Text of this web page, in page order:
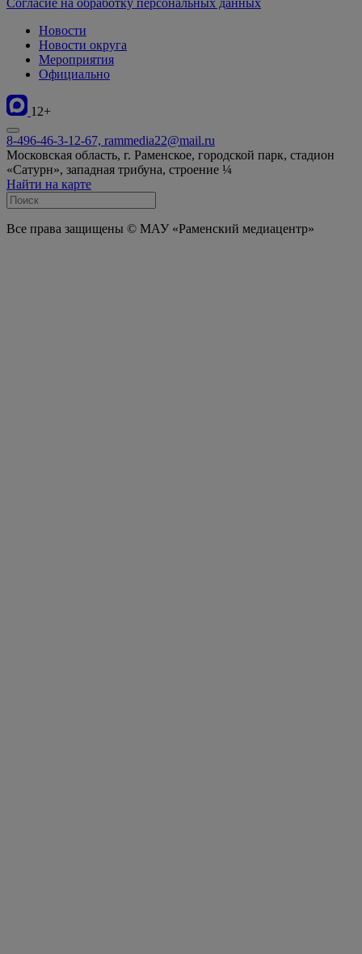
Новости
Новости округа
Мероприятия
Официально
12+
8-496-46-3-12-67, rammedia22@mail.ru
Московская область, г. Раменское, городской парк, стадион
«Сатурн», западная трибуна, строение ¼
Найти на карте
Все права защищены © МАУ «Раменский медиацентр»